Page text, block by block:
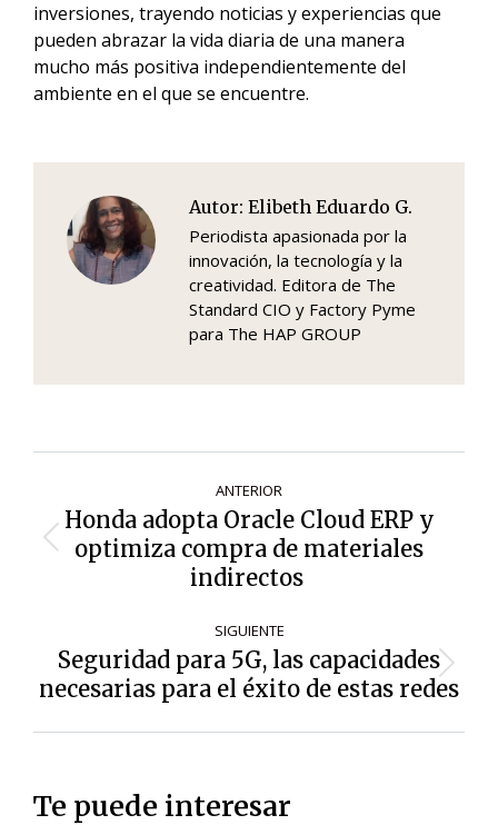
inversiones, trayendo noticias y experiencias que
pueden abrazar la vida diaria de una manera
mucho más positiva independientemente del
ambiente en el que se encuentre.
Autor: Elibeth Eduardo G.
Periodista apasionada por la
innovación, la tecnología y la
creatividad. Editora de The
Standard CIO y Factory Pyme
para The HAP GROUP
de
entradas
ANTERIOR
Entrada
anterior:
Honda adopta Oracle Cloud ERP y
optimiza compra de materiales
indirectos
SIGUIENTE
Siguiente
entrada:
Seguridad para 5G, las capacidades
necesarias para el éxito de estas redes
Te puede interesar